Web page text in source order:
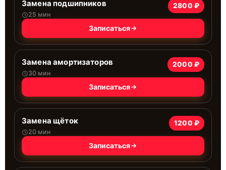
Замена подшипников
25 мин
2800 ₽
Записаться
Замена амортизаторов
30 мин
2000 ₽
Записаться
Замена щёток
20 мин
1200 ₽
Записаться